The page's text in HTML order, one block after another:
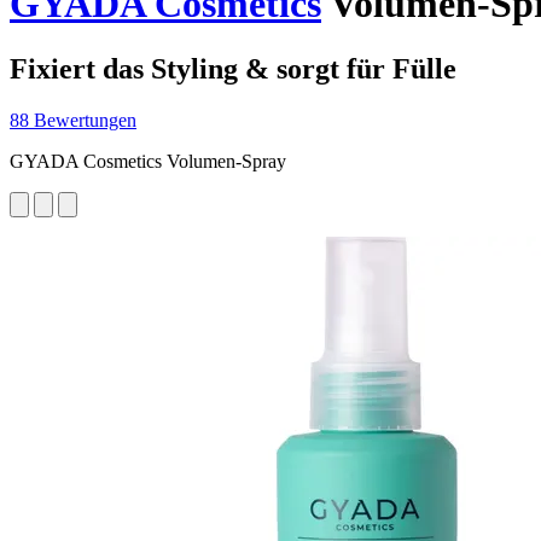
Fixiert das Styling & sorgt für Fülle
88 Bewertungen
GYADA Cosmetics Volumen-Spray